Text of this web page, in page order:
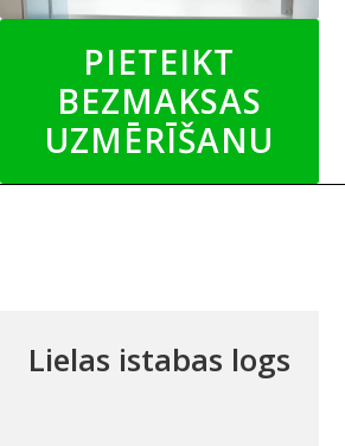
PIETEIKT
BEZMAKSAS
UZMĒRĪŠANU
Lielas istabas logs